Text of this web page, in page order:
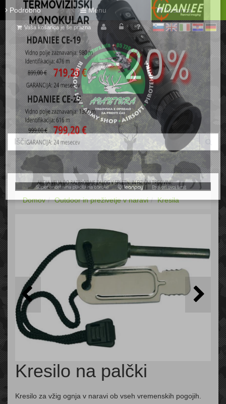
Podrobno Menu Košarica
sl en it hr de
Vaša košarica je še prazna
Domov Outdoor in preživetje v naravi Kresila
Kresilo na palčki
Kresilo za vžig ognja v naravi ob vseh vremenskih pogojih.